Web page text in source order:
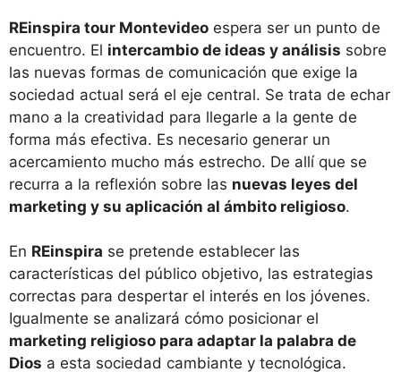
REinspira tour Montevideo espera ser un punto de
encuentro. El intercambio de ideas y análisis sobre
las nuevas formas de comunicación que exige la
sociedad actual será el eje central. Se trata de echar
mano a la creatividad para llegarle a la gente de
forma más efectiva. Es necesario generar un
acercamiento mucho más estrecho. De allí que se
recurra a la reflexión sobre las nuevas leyes del
marketing y su aplicación al ámbito religioso.
En REinspira se pretende establecer las
características del público objetivo, las estrategias
correctas para despertar el interés en los jóvenes.
Igualmente se analizará cómo posicionar el
marketing religioso para adaptar la palabra de
Dios a esta sociedad cambiante y tecnológica.